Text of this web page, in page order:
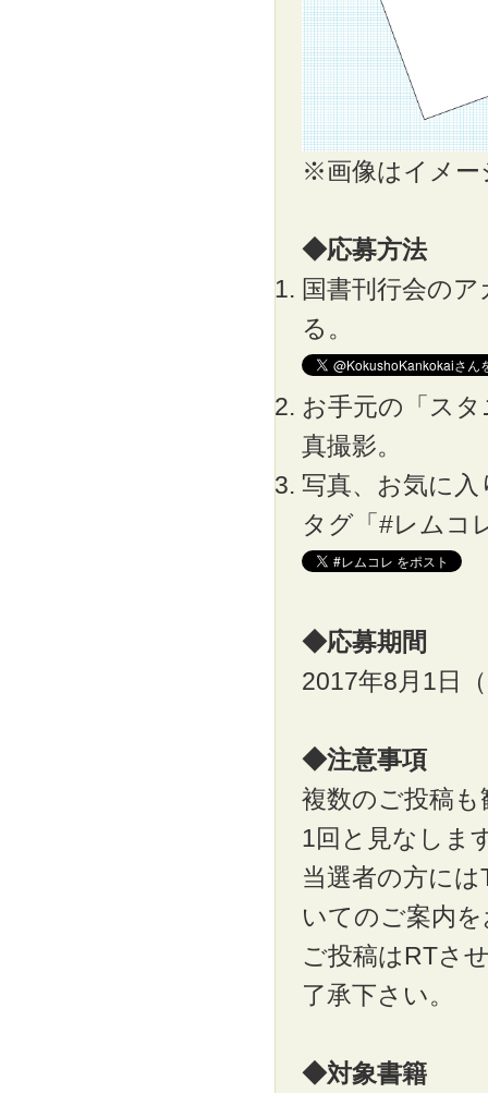
※画像はイメー
◆応募方法
国書刊行会の
る。
お手元の「ス
真撮影。
写真、お気に
タグ「#レムコ
◆応募期間
2017年8月1日
◆注意事項
複数のご投稿
1回と見なしま
当選者の方に
いてのご案内
ご投稿はRTさ
了承下さい。
◆対象書籍